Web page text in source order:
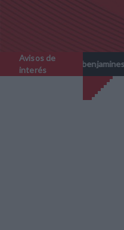
Avisos de
interés
Prebenjamines - Nuevo